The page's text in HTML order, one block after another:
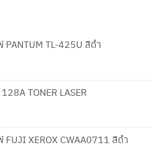
TL-425U สีดำ
TONER LASER
XEROX CWAA0711 สีดำ